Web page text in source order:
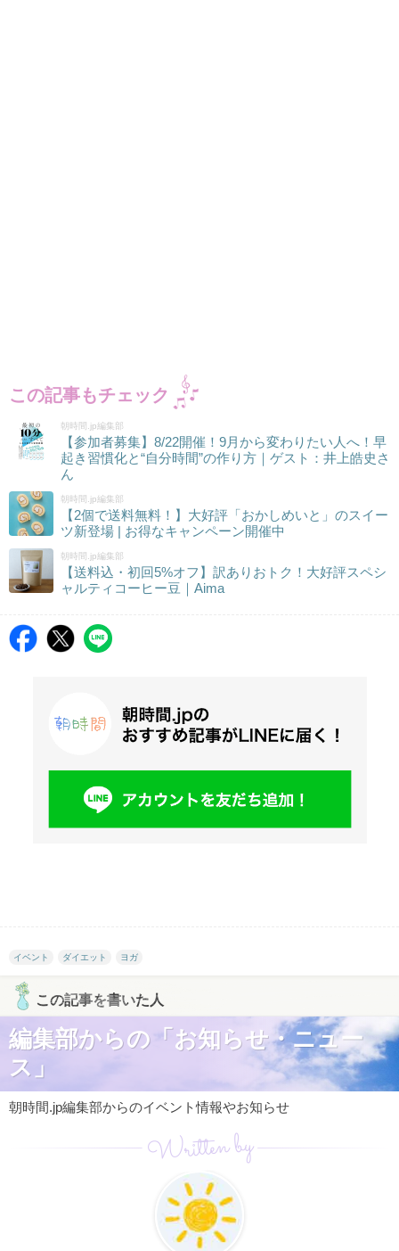
この記事もチェック
朝時間.jp編集部
【参加者募集】8/22開催！9月から変わりたい人へ！早
起き習慣化と“自分時間”の作り方｜ゲスト：井上皓史さ
ん
朝時間.jp編集部
【2個で送料無料！】大好評「おかしめいと」のスイー
ツ新登場 | お得なキャンペーン開催中
朝時間.jp編集部
【送料込・初回5%オフ】訳ありおトク！大好評スペシ
ャルティコーヒー豆｜Aima
イベント ダイエット ヨガ
この記事を書いた人
編集部からの「お知らせ・ニュー
ス」
朝時間.jp編集部からのイベント情報やお知らせ
Written by